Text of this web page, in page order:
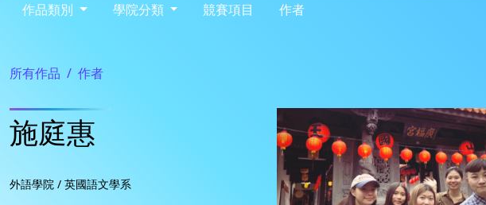
作品類別 學院分類 競賽項目 作者
所有作品 作者
施庭惠
外語學院 / 英國語文學系